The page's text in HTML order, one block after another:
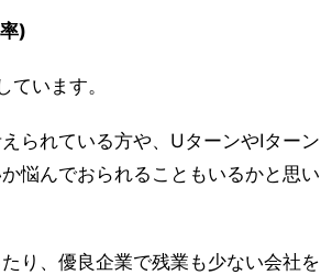
)
います。
られている方や、UターンやIターン
悩んでおられることもいるかと思い
り、優良企業で残業も少ない会社を